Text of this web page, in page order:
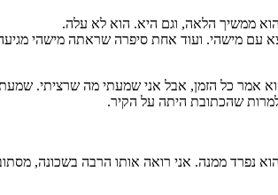
ממשיך הלאה, וגם היא. הוא לא עלה.
עם מישהי. ועוד אחת סיפרה שראתה מישהי
אמר כל הזמן, אבל אני שמעתי מה שרציתי.
שהכתובת היתה על הקיר.
נפרד ממנה. אני רואה אותו הרבה בשכונה,